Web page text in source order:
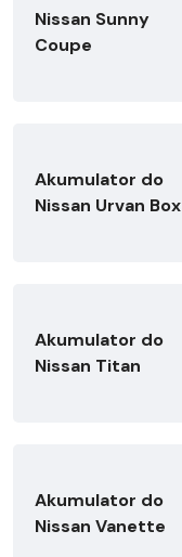
Nissan Sunny
Coupe
Akumulator do
Nissan Urvan Box
Akumulator do
Nissan Titan
Akumulator do
Nissan Vanette